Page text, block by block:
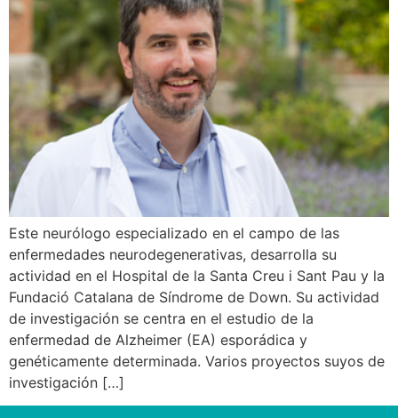
Este neurólogo especializado en el campo de las
enfermedades neurodegenerativas, desarrolla su
actividad en el Hospital de la Santa Creu i Sant Pau y la
Fundació Catalana de Sí­ndrome de Down. Su actividad
de investigación se centra en el estudio de la
enfermedad de Alzheimer (EA) esporádica y
genéticamente determinada. Varios proyectos suyos de
investigación […]